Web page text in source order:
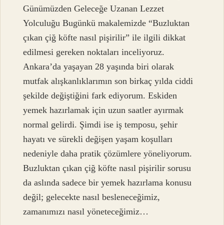
Günümüzden Geleceğe Uzanan Lezzet
Yolculuğu Bugünkü makalemizde “Buzluktan
çıkan çiğ köfte nasıl pişirilir” ile ilgili dikkat
edilmesi gereken noktaları inceliyoruz.
Ankara’da yaşayan 28 yaşında biri olarak
mutfak alışkanlıklarımın son birkaç yılda ciddi
şekilde değiştiğini fark ediyorum. Eskiden
yemek hazırlamak için uzun saatler ayırmak
normal gelirdi. Şimdi ise iş temposu, şehir
hayatı ve sürekli değişen yaşam koşulları
nedeniyle daha pratik çözümlere yöneliyorum.
Buzluktan çıkan çiğ köfte nasıl pişirilir sorusu
da aslında sadece bir yemek hazırlama konusu
değil; gelecekte nasıl besleneceğimiz,
zamanımızı nasıl yöneteceğimiz…